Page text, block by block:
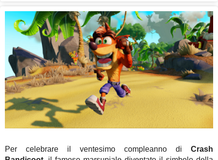
Per celebrare il ventesimo compleanno di Crash